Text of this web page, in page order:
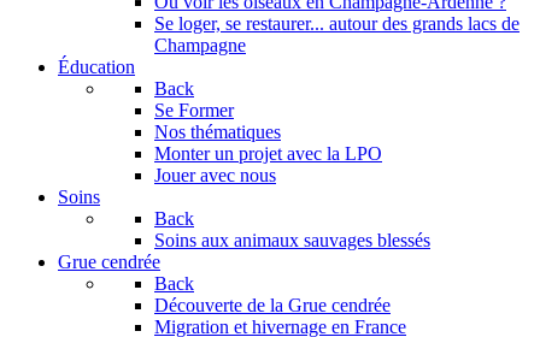
Se loger, se restaurer... autour des grands lacs de
Champagne
Éducation
Back
Se Former
Nos thématiques
Monter un projet avec la LPO
Jouer avec nous
Soins
Back
Soins aux animaux sauvages blessés
Grue cendrée
Back
Découverte de la Grue cendrée
Migration et hivernage en France